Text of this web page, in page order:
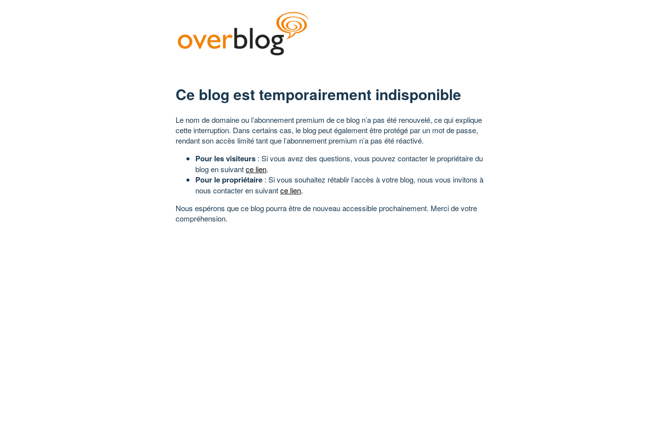
Ce blog est temporairement indisponible
Le nom de domaine ou l’abonnement premium de ce blog n’a pas été renouvelé, ce qui explique
cette interruption. Dans certains cas, le blog peut également être protégé par un mot de passe,
rendant son accès limité tant que l’abonnement premium n’a pas été réactivé.
Pour les visiteurs : Si vous avez des questions, vous pouvez contacter le propriétaire du
blog en suivantce lien.
Pour le propriétaire : Si vous souhaitez rétablir l’accès à votre blog, nous vous invitons à
nous contacter en suivantce lien.
Nous espérons que ce blog pourra être de nouveau accessible prochainement. Merci de votre
compréhension.